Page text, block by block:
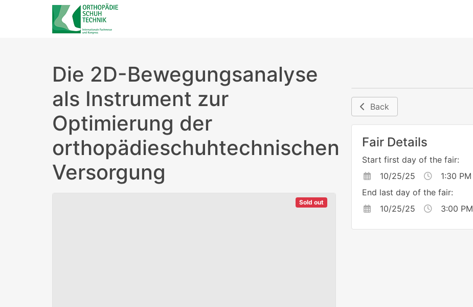
Die 2D-Bewegungsanalyse
als Instrument zur
Optimierung der
orthopädieschuhtechnischen
Versorgung
Sold out
Back
Fair Details
Start first day of the fair:
10/25/25
1:30 PM
End last day of the fair:
10/25/25
3:00 PM